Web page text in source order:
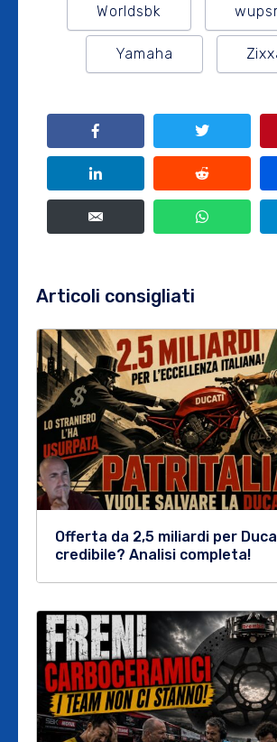
Worldsbk
Yamaha
Articoli consigliati
Offerta da 2,5 miliardi per
credibile? Analisi completa!